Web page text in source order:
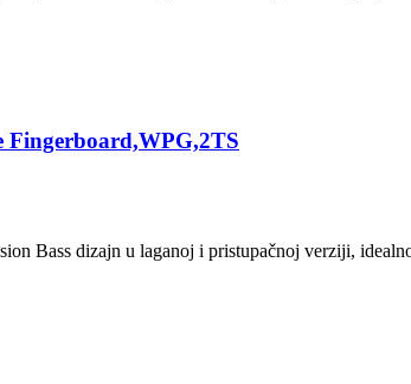
Fingerboard,WPG,2TS
Bass dizajn u laganoj i pristupačnoj verziji,